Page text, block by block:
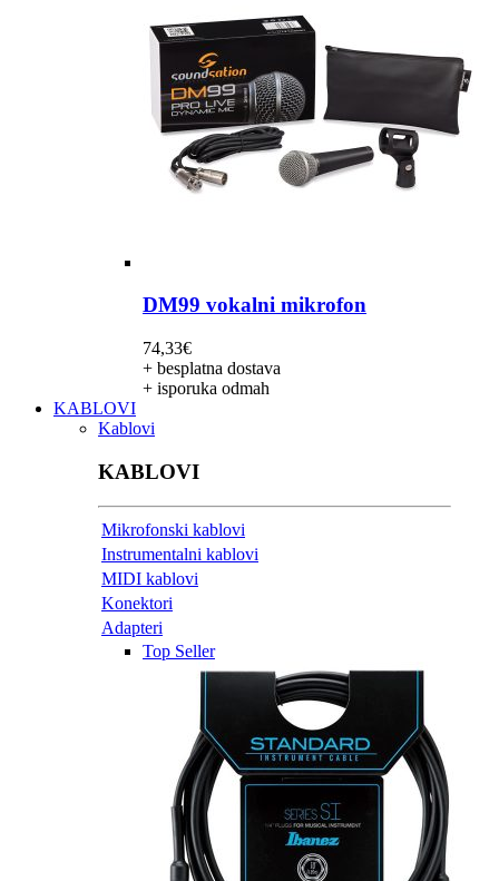
DM99 vokalni mikrofon
74,33€
+ besplatna dostava
+ isporuka odmah
KABLOVI
Kablovi
KABLOVI
Mikrofonski kablovi
Instrumentalni kablovi
MIDI kablovi
Konektori
Adapteri
Top Seller